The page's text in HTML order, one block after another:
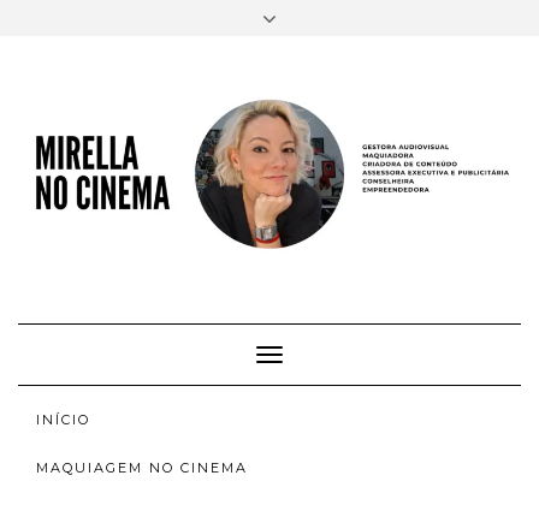
AUTORA
SOBRE
INSTAGRAM
ACERVO
Toggle
Navigation
INÍCIO
MAQUIAGEM NO CINEMA